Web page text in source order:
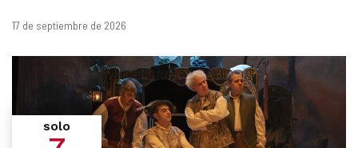
Fechas
17 de septiembre de 2026
solo